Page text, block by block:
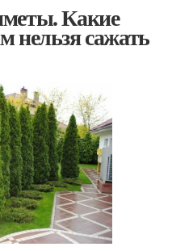
Какие
нельзя сажать